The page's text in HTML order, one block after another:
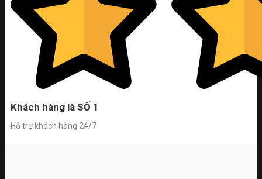
Khách hàng là SỐ 1
Hỗ trợ khách hàng 24/7